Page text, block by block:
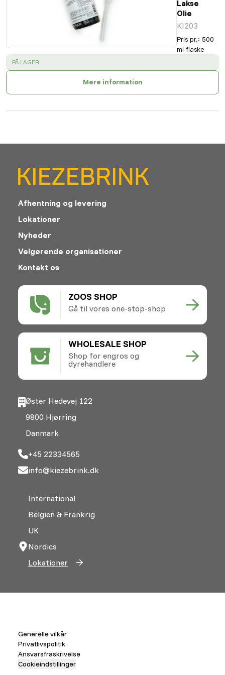
Lakse
Olie
KI203
Pris pr.: 500
ml flaske
SUCCESS
PÅ LAGER
Mere information
ZOOS SHOP
Gå til vores one-stop-shop
WHOLESALE SHOP
Shop for engros og
dyrehandlere
Afhentning og levering
Lokationer
Nyheder
Velgørende organisationer
Kontakt os
Øster Hedevej 122
9800 Hjørring
Danmark
+45 22334565
info@kiezebrink.dk
International
Belgien & Frankrig
UK
Nordics
Lokationer
Generelle vilkår
Privatlivspolitik
Ansvarsfraskrivelse
Cookieindstillinger